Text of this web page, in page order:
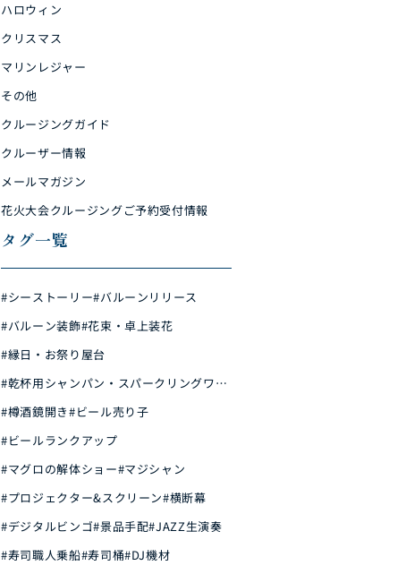
ハロウィン
クリスマス
マリンレジャー
その他
クルージングガイド
クルーザー情報
メールマガジン
花火大会クルージングご予約受付情報
タグ一覧
#シーストーリー#バルーンリリース
#バルーン装飾#花束・卓上装花
#縁日・お祭り屋台
#乾杯用シャンパン・スパークリングワイ
ン
#樽酒鏡開き#ビール売り子
#ビールランクアップ
#マグロの解体ショー#マジシャン
#プロジェクター&スクリーン#横断幕
#デジタルビンゴ#景品手配#JAZZ生演奏
#寿司職人乗船#寿司桶#DJ機材